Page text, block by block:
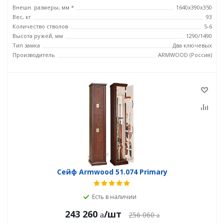
Внешн. размеры, мм *
1640х390х350
Вес, кг
93
Количество стволов
5-6
Высота ружей, мм
1290/1490
Тип замка
Два ключевых
Производитель
ARMWOOD (Россия)
Сейф Armwood 51.074 Primary
Есть в наличии
243 260 /шт 256 060